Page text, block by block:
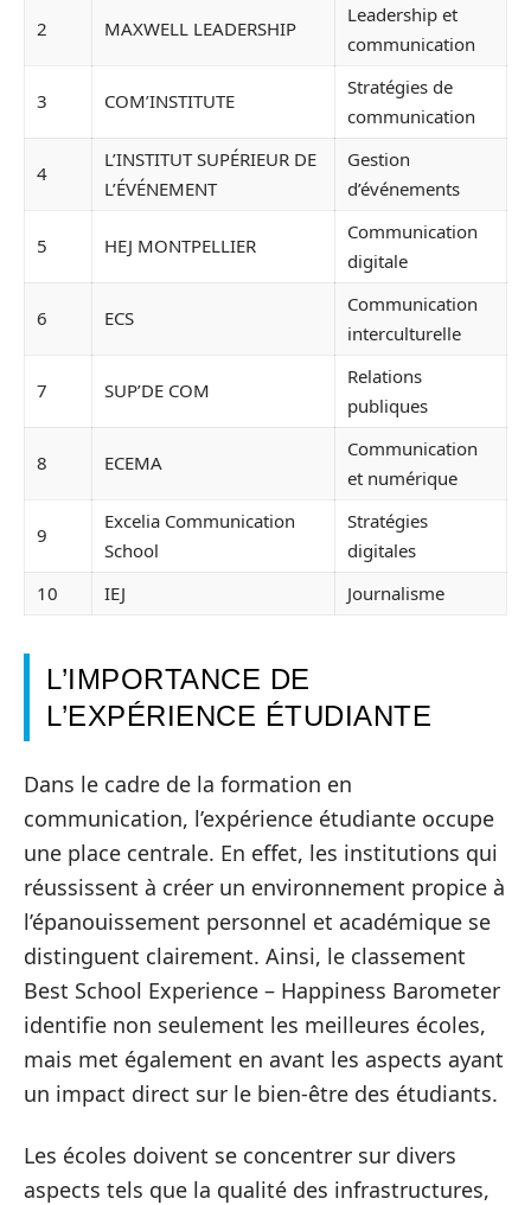
2 MAXWELL LEADERSHIP
Leadership et
communication
3 COM’INSTITUTE
Stratégies de
communication
4
L’INSTITUT SUPÉRIEUR DE
L’ÉVÉNEMENT
Gestion
d’événements
5 HEJ MONTPELLIER
Communication
digitale
6 ECS
Communication
interculturelle
7 SUP’DE COM
Relations
publiques
8 ECEMA
Communication
et numérique
9
Excelia Communication
School
Stratégies
digitales
10
IEJ Journalisme
L’IMPORTANCE DE
L’EXPÉRIENCE ÉTUDIANTE
Dans le cadre de la formation en
communication, l’expérience étudiante occupe
une place centrale. En effet, les institutions qui
réussissent à créer un environnement propice à
l’épanouissement personnel et académique se
distinguent clairement. Ainsi, le classement
Best School Experience – Happiness Barometer
identifie non seulement les meilleures écoles,
mais met également en avant les aspects ayant
un impact direct sur le bien-être des étudiants.
Les écoles doivent se concentrer sur divers
aspects tels que la qualité des infrastructures,